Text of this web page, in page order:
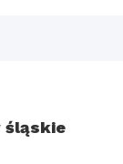
śląskie